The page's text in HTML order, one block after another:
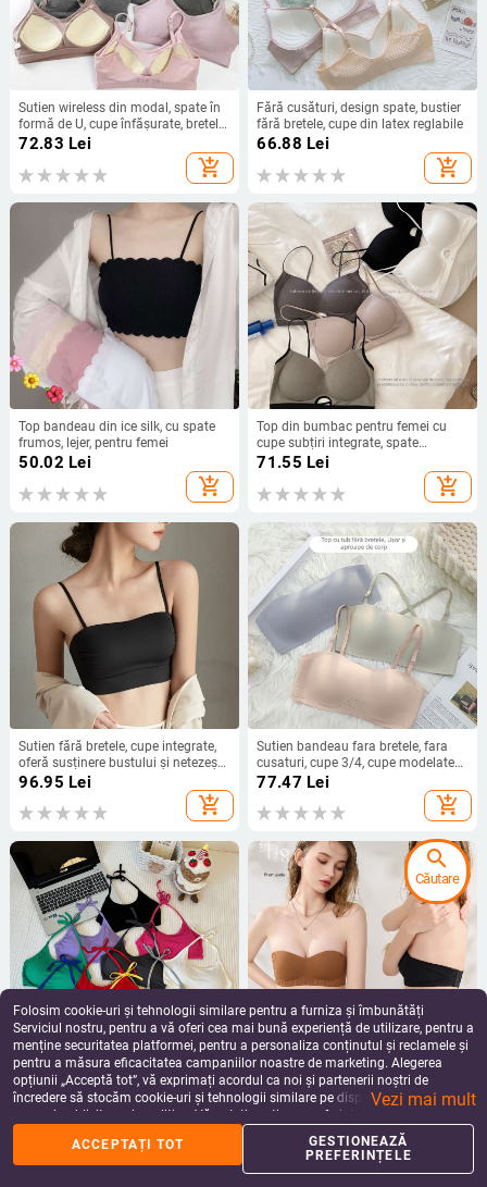
Sutien wireless din modal, spate în
formă de U, cupe înfășurate, bretele
reglabile, croială dintr-o bucată
72.83 Lei
add_shopping_cart
Fără cusături, design spate, bustier
fără bretele, cupe din latex reglabile
66.88 Lei
add_shopping_cart
Top bandeau din ice silk, cu spate
frumos, lejer, pentru femei
50.02 Lei
add_shopping_cart
Top din bumbac pentru femei cu
cupe subțiri integrate, spate
decupat, croială care modelează
71.55 Lei
add_shopping_cart
Sutien fără bretele, cupe integrate,
oferă susținere bustului și netezește
spatele
96.95 Lei
add_shopping_cart
Sutien bandeau fara bretele, fara
cusaturi, cupe 3/4, cupe modelate
subtiri, fara inel metalic, anti-
77.47 Lei
add_shopping_cart
Top din bumbac fără bretele, 70-
80% bumbac, stil gât suspendat,
cupe subțiri modelate, spate
respirabil, vară 2024
49.62Lei
add_shopping_cart
Sutien tub fără bretele, fără spate,
fără cusături, antialunecare, din
nylon, cupa 1/2, închidere pe spate
cu trei rânduri de nasturi
101.75Lei
add_shopping_cart
Folosim cookie-uri și tehnologii similare pentru a furniza și îmbunătăți
Serviciul nostru, pentru a vă oferi cea mai bună experiență de utilizare, pentru a
menține securitatea platformei, pentru a personaliza conținutul și reclamele și
pentru a măsura eficacitatea campaniilor noastre de marketing. Alegerea
opțiunii „Acceptă tot”, vă exprimați acordul ca noi și partenerii noștri de
încredere să stocăm cookie-uri și tehnologii similare pe dispozitivul dvs. în
scopuri publicitare și analitice. Vă puteți gestiona preferințele în orice moment
făcând clic pe „Gestionează preferințele”. Pentru mai multe informații, vă
rugăm să consultațiPolitica noastră de confidențialitate.
Vezi mai mult
ACCEPTAȚI TOT
GESTIONEAZĂ
PREFERINȚELE
search
Căutare